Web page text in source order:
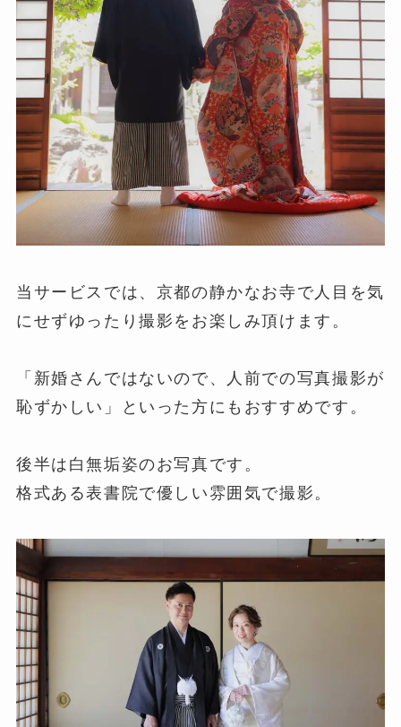
当サービスでは、京都の静かなお寺で人目を気
にせずゆったり撮影をお楽しみ頂けます。
「新婚さんではないので、人前での写真撮影が
恥ずかしい」といった方にもおすすめです。
後半は白無垢姿のお写真です。
格式ある表書院で優しい雰囲気で撮影。